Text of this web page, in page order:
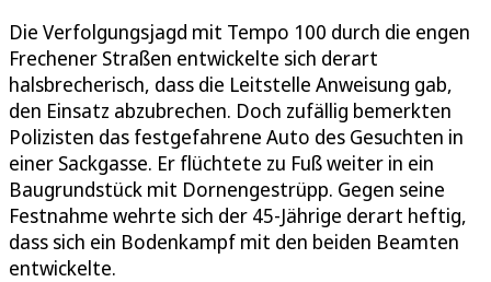
Die Verfolgungsjagd mit Tempo 100 durch die engen
Frechener Straßen entwickelte sich derart
halsbrecherisch, dass die Leitstelle Anweisung gab,
den Einsatz abzubrechen. Doch zufällig bemerkten
Polizisten das festgefahrene Auto des Gesuchten in
einer Sackgasse. Er flüchtete zu Fuß weiter in ein
Baugrundstück mit Dornengestrüpp. Gegen seine
Festnahme wehrte sich der 45-Jährige derart heftig,
dass sich ein Bodenkampf mit den beiden Beamten
entwickelte.